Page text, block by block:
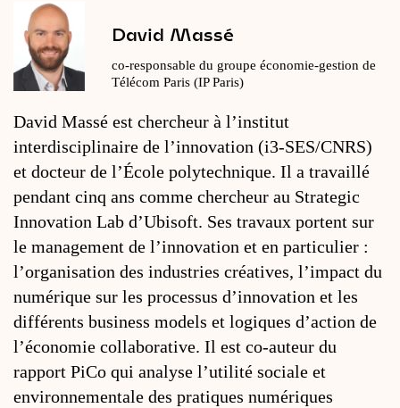
David Massé
co-responsable du groupe économie-gestion de
Télécom Paris (IP Paris)
David Massé est chercheur à l’institut
interdisciplinaire de l’innovation (i3-SES/CNRS)
et docteur de l’École polytechnique. Il a travaillé
pendant cinq ans comme chercheur au Strategic
Innovation Lab d’Ubisoft. Ses travaux portent sur
le management de l’innovation et en particulier :
l’organisation des industries créatives, l’impact du
numérique sur les processus d’innovation et les
différents business models et logiques d’action de
l’économie collaborative. Il est co-auteur du
rapport PiCo qui analyse l’utilité sociale et
environnementale des pratiques numériques